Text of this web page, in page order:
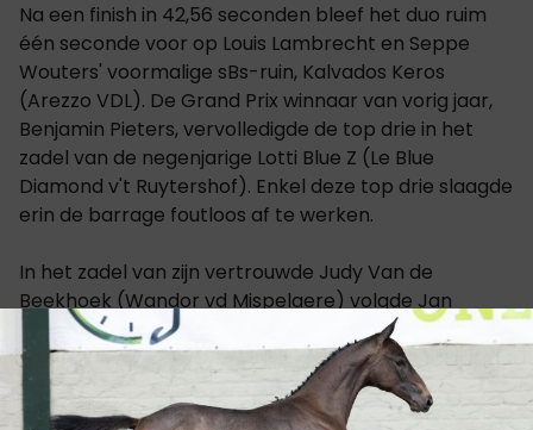
Na een finish in 42,56 seconden bleef het duo ruim
één seconde voor op Louis Lambrecht en Seppe
Wouters' voormalige sBs-ruin, Kalvados Keros
(Arezzo VDL). De Grand Prix winnaar van vorig jaar,
Benjamin Pieters, vervolledigde de top drie in het
zadel van de negenjarige Lotti Blue Z (Le Blue
Diamond v't Ruytershof). Enkel deze top drie slaagde
erin de barrage foutloos af te werken.
In het zadel van zijn vertrouwde Judy Van de
Beekhoek (Wandor vd Mispelaere) volgde Jan
Claeys op een vierde plaats, voor Frederik
Cattebeke en Oscar vd Bisschop (Diamant de
Semilly).